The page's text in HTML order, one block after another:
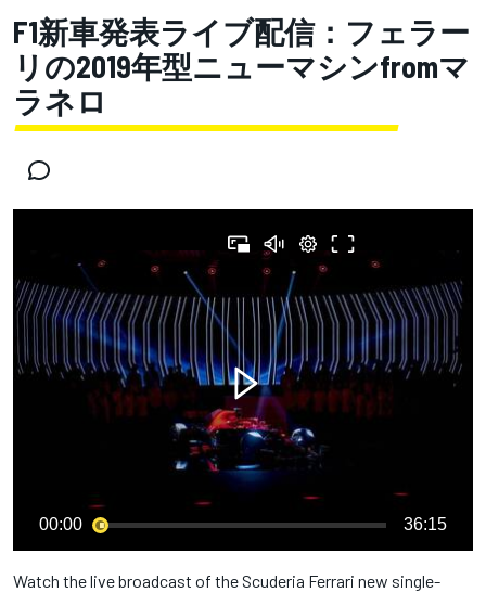
F1新車発表ライブ配信：フェラー
リの2019年型ニューマシンfromマ
ラネロ
00:00 36:15
Watch the live broadcast of the Scuderia Ferrari new single-